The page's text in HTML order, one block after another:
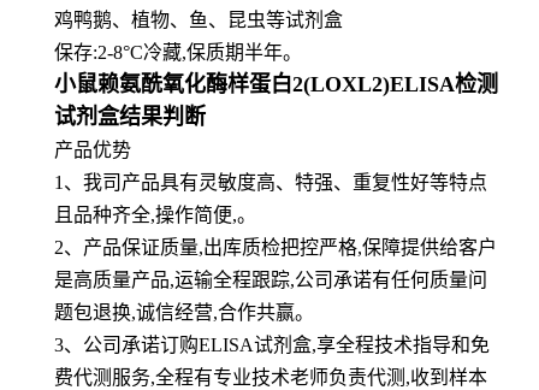
鸡鸭鹅、植物、鱼、昆虫等试剂盒
保存:2-8°C冷藏,保质期半年。
小鼠赖氨酰氧化酶样蛋白2(LOXL2)ELISA检测
试剂盒结果判断
产品优势
1 、 我司产品具有灵敏度高、特强、重复性好等特点
且品种齐全,操作简便,。
2、产品保证质量,出库质检把控严格,保障提供给客户
是高质量产品,运输全程跟踪,公司承诺有任何质量问
题包退换,诚信经营,合作共赢。
3、公司承诺订购ELISA试剂盒,享全程技术指导和免
费代测服务,全程有专业技术老师负责代测,收到样本